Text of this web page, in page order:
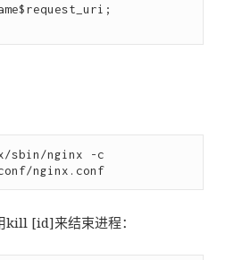
sbin/nginx -c
kill [id]来结束进程：